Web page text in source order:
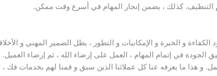
كذلك ، يضمن إنجار المهام في أسرع وقت ممكن.
و الخبرة و الإمكانيات و التطور ، يظل الضمير المهني و
الجودة في إتمام المهام ، العمل على إرضاء الله ، ثم إرضاء
و هذا ما يعرفه عنا كل عملائنا الذين سبق و قمنا لهم بخدمات